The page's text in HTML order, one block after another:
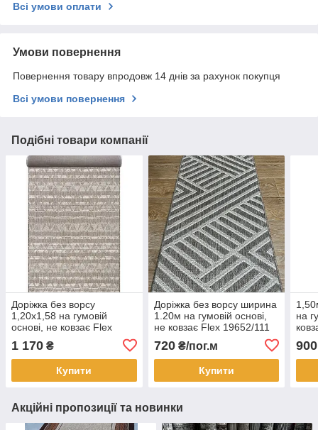
Всі умови оплати
Умови повернення
Повернення товару впродовж 14 днів за рахунок покупця
Всі умови повернення
Подібні товари компанії
Доріжка без ворсу
1,20х1,58 на гумовій
основі, не ковзає Flex
1 170 ₴
Купити
Доріжка без ворсу ширина
1.20м на гумовій основі,
не ковзає Flex 19652/111
720₴/пог.м
Купити
на
900
Акційні пропозиції та новинки